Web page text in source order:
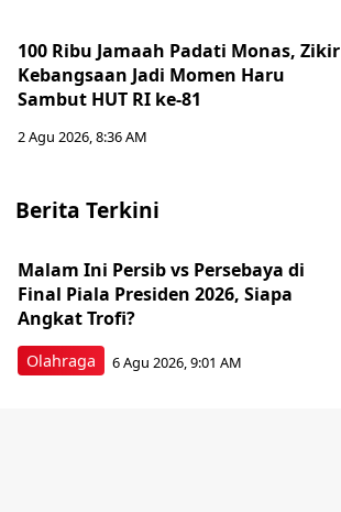
100 Ribu Jamaah Padati Monas, Zikir
Kebangsaan Jadi Momen Haru
Sambut HUT RI ke-81
2 Agu 2026, 8:36 AM
Berita Terkini
Olahraga
Malam Ini Persib vs Persebaya di
Final Piala Presiden 2026, Siapa
Angkat Trofi?
6 Agu 2026, 9:01 AM